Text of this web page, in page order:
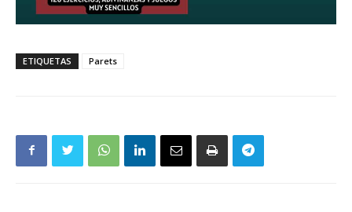
ETIQUETAS Parets